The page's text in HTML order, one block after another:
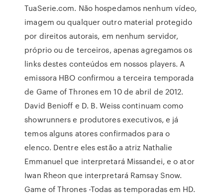
TuaSerie.com. Não hospedamos nenhum vídeo,
imagem ou qualquer outro material protegido
por direitos autorais, em nenhum servidor,
próprio ou de terceiros, apenas agregamos os
links destes conteúdos em nossos players. A
emissora HBO confirmou a terceira temporada
de Game of Thrones em 10 de abril de 2012.
David Benioff e D. B. Weiss continuam como
showrunners e produtores executivos, e já
temos alguns atores confirmados para o
elenco. Dentre eles estão a atriz Nathalie
Emmanuel que interpretará Missandei, e o ator
Iwan Rheon que interpretará Ramsay Snow.
Game of Thrones -Todas as temporadas em HD.